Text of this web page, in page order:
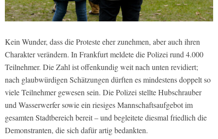
Kein Wunder, dass die Proteste eher zunehmen, aber auch ihren
Charakter verändern. In Frankfurt meldete die Polizei rund 4.000
Teilnehmer. Die Zahl ist offenkundig weit nach unten revidiert;
nach glaubwürdigen Schätzungen dürften es mindestens doppelt so
viele Teilnehmer gewesen sein. Die Polizei stellte Hubschrauber
und Wasserwerfer sowie ein riesiges Mannschaftsaufgebot im
gesamten Stadtbereich bereit – und begleitete diesmal friedlich die
Demonstranten, die sich dafür artig bedankten.